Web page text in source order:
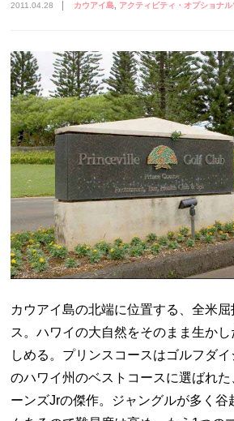
2011.04.28 カウアイ島 アクティビティ・オプショナル
カウアイ島の北端に位置する、全米
ス。ハワイの大自然をそのまま生か
しめる。プリンスコースはゴルフダ
のハワイ州のベストコースに選ばれ
ーンズJrの傑作。ジャングルが多く谷